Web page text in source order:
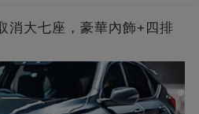
消大七座，豪華內飾+四排